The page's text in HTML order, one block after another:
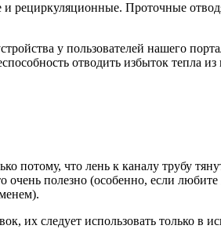
рециркуляционные. Проточные
у пользователей нашего
отводить избыток тепла
потому, что лень к каналу трубу
очень полезно (особенно, если
их следует использовать только в